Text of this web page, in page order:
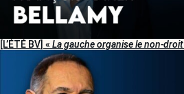
[L’ÉTÉ BV] « La gauche organise le non-droit